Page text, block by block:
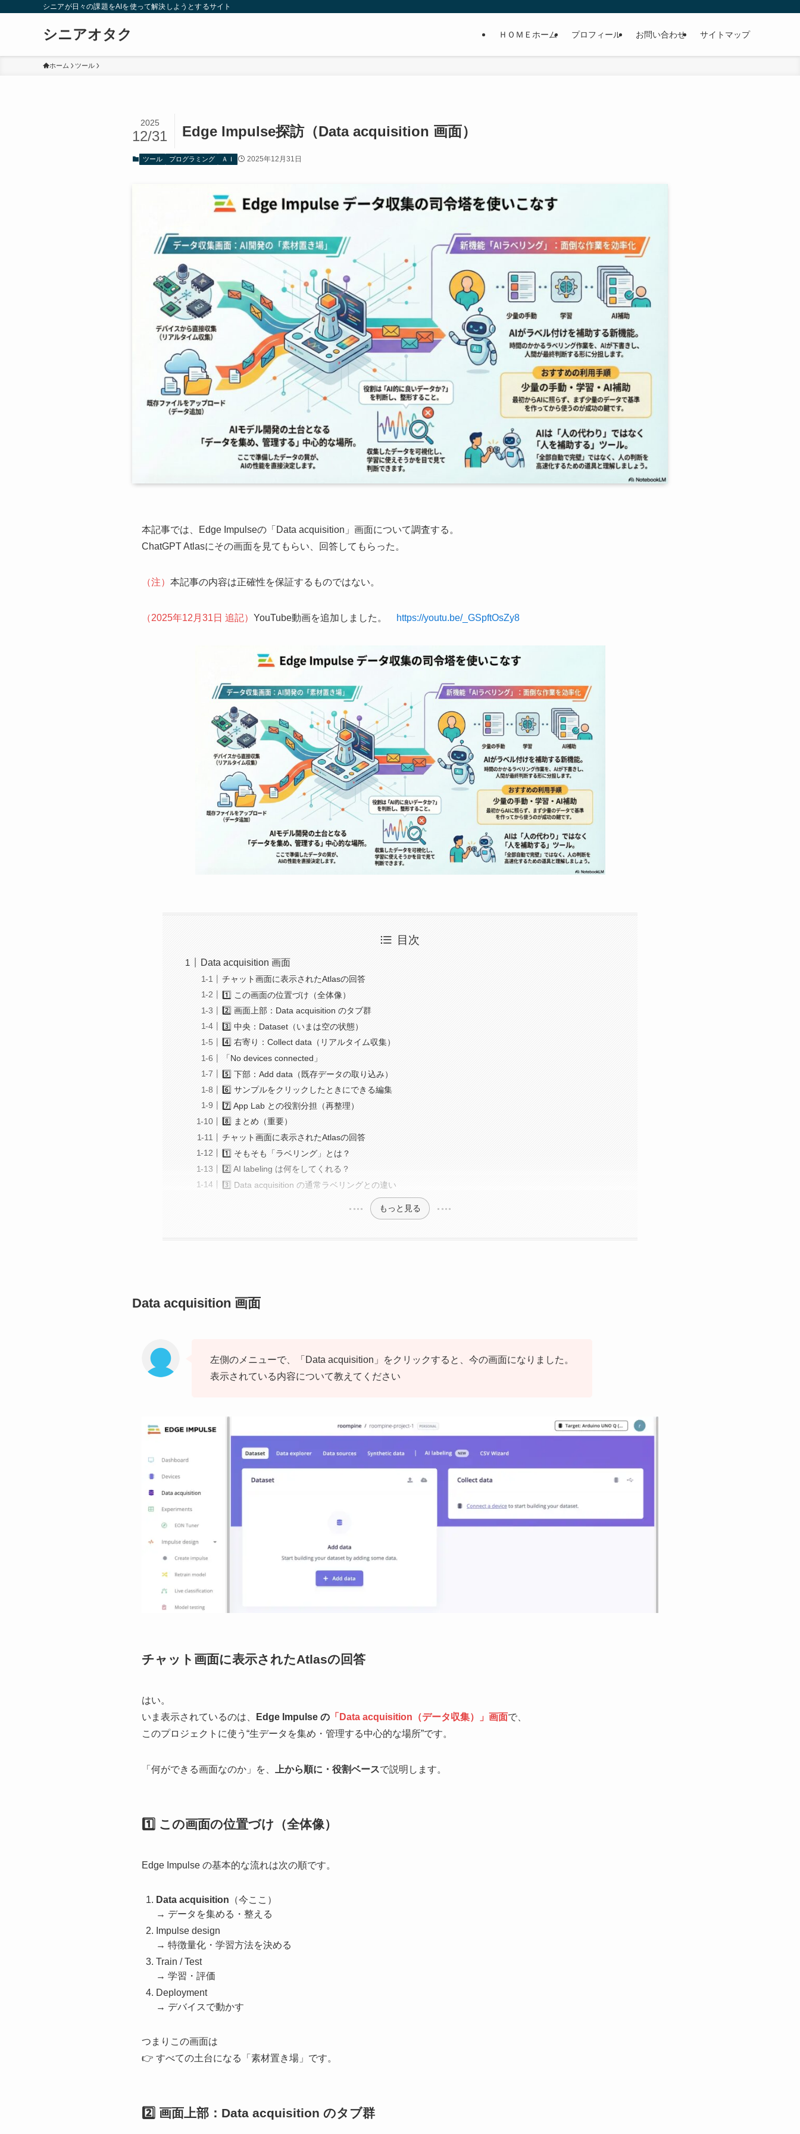
シニアが日々の課題をAIを使って解決しようとするサイト
シニアオタク ＨＯＭＥホーム プロフィール お問い合わせ サイトマップ
ホーム ツール
Edge Impulse探訪（Data acquisition 画面）
2025
12/31
ツール プログラミング ＡＩ 2025年12月31日
本記事では、Edge Impulseの「Data acquisition」画面について調査する。
ChatGPT Atlasにその画面を見てもらい、回答してもらった。
（注） 本記事の内容は正確性を保証するものではない。
（2025年12月31日 追記） YouTube動画を追加しました。 https://youtu.be/_GSpftOsZy8
目次
Data acquisition 画面
チャット画面に表示されたAtlasの回答
1️⃣ この画面の位置づけ（全体像）
2️⃣ 画面上部：Data acquisition のタブ群
3️⃣ 中央：Dataset（いまは空の状態）
4️⃣ 右寄り：Collect data（リアルタイム収集）
「No devices connected」
5️⃣ 下部：Add data（既存データの取り込み）
6️⃣ サンプルをクリックしたときにできる編集
7️⃣ App Lab との役割分担（再整理）
8️⃣ まとめ（重要）
チャット画面に表示されたAtlasの回答
1️⃣ そもそも「ラベリング」とは？
2️⃣ AI labeling は何をしてくれる？
3️⃣ Data acquisition の通常ラベリングとの違い
もっと見る
Data acquisition 画面
左側のメニューで、「Data acquisition」をクリックすると、今の画面になりました。
表示されている内容について教えてください
チャット画面に表示されたAtlasの回答
はい。
いま表示されているのは、
Edge Impulse の 「Data acquisition（データ収集）」画面で、
このプロジェクトに使う“生データを集め・管理する中心的な場所”です。
「何ができる画面なのか」を、 上から順に・役割ベースで説明します。
1️⃣ この画面の位置づけ（全体像）
Edge Impulse の基本的な流れは次の順です。
Data acquisition （今ここ）
→ データを集める・整える
Impulse design
→ 特徴量化・学習方法を決める
Train / Test
→ 学習・評価
Deployment
→ デバイスで動かす
つまりこの画面は
👉 すべての土台になる「素材置き場」です。
2️⃣ 画面上部：Data acquisition のタブ群